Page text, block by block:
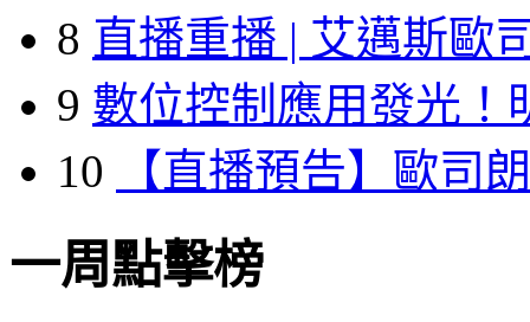
8 直播重播 | 艾邁斯歐
9 數位控制應用發光！
10
【直播預告】歐司
一周點擊榜